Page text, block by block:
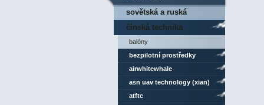
sovětská a ruská
technika
čínská technika
balóny
bezpilotní prostředky
airwhitewhale
asn uav technology (xian)
atftc